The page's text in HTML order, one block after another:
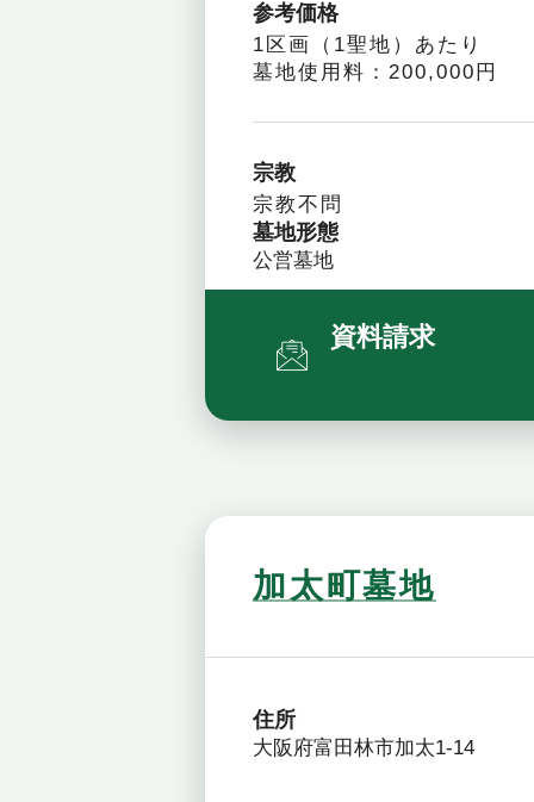
参考価格
1区画（1聖地）あたり
墓地使用料：200,000円
宗教
宗教不問
墓地形態
公営墓地
資料請求
加太町墓地
住所
大阪府富田林市加太1-14